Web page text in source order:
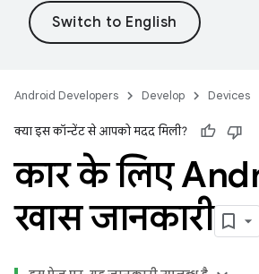
Android Developers Develop Devices
क्या इस कॉन्टेंट से आपको मदद मिली?
कार के लिए
खास जानकारी